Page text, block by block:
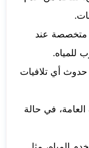
متخصصة عند
للمياه.
أي تلافيات
في حالة